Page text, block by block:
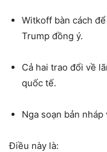
Witkoff bàn cách
Trump đồng ý.
Cả hai trao đổi về
quốc tế.
Nga soạn bản
Điều này là: